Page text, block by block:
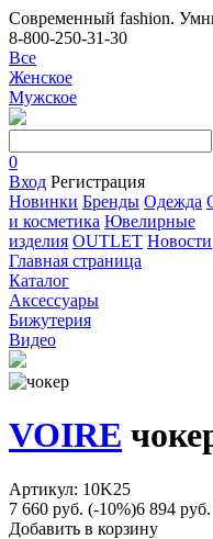
Современный fashion.
8-800-250-31-30
Все
Женское
Мужское
0
Вход Регистрация
Новинки Бренды Одежда
и косметика Ювелирные
изделия OUTLET Новости
Главная страница
Каталог
Аксессуары
Бижутерия
Видео
VOIRE
Артикул: 10K25
7 660 руб. (-10%)6 894 руб.
Добавить в корзину